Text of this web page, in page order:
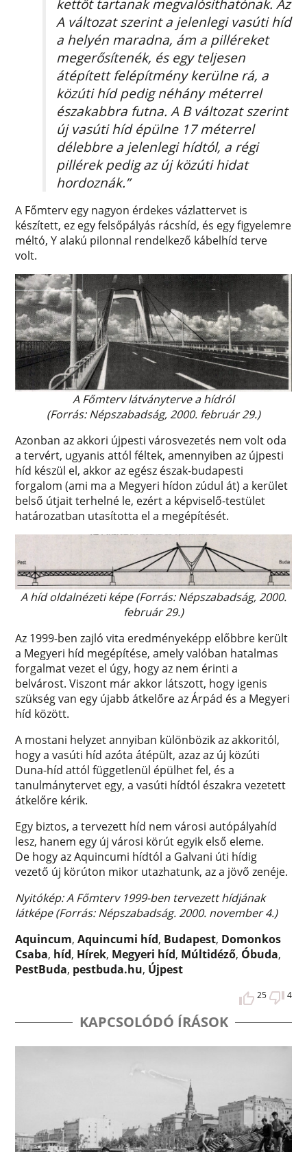
kettőt tartanak megvalósíthatónak. Az
A változat szerint a jelenlegi vasúti híd
a helyén maradna, ám a pilléreket
megerősítenék, és egy teljesen
átépített felépítmény kerülne rá, a
közúti híd pedig néhány méterrel
északabbra futna. A B változat szerint
új vasúti híd épülne 17 méterrel
délebbre a jelenlegi hídtól, a régi
pillérek pedig az új közúti hidat
hordoznák.”
A Főmterv egy nagyon érdekes vázlattervet is
készített, ez egy felsőpályás rácshíd, és egy figyelemre
méltó, Y alakú pilonnal rendelkező kábelhíd terve
volt.
A Főmterv látványterve a hídról
(Forrás: Népszabadság, 2000. február 29.)
Azonban az akkori újpesti városvezetés nem volt oda
a tervért, ugyanis attól féltek, amennyiben az újpesti
híd készül el, akkor az egész észak-budapesti
forgalom (ami ma a Megyeri hídon zúdul át) a kerület
belső útjait terhelné le, ezért a képviselő-testület
határozatban utasította el a megépítését.
A híd oldalnézeti képe (Forrás: Népszabadság, 2000.
február 29.)
Az 1999-ben zajló vita eredményeképp előbbre került
a Megyeri híd megépítése, amely valóban hatalmas
forgalmat vezet el úgy, hogy az nem érinti a
belvárost. Viszont már akkor látszott, hogy igenis
szükség van egy újabb átkelőre az Árpád és a Megyeri
híd között.
A mostani helyzet annyiban különbözik az akkoritól,
hogy a vasúti híd azóta átépült, azaz az új közúti
Duna-híd attól függetlenül épülhet fel, és a
tanulmánytervet egy, a vasúti hídtól északra vezetett
átkelőre kérik.
Egy biztos, a tervezett híd nem városi autópályahíd
lesz, hanem egy új városi körút egyik első eleme.
De hogy az Aquincumi hídtól a Galvani úti hídig
vezető új körúton mikor utazhatunk, az a jövő zenéje.
Nyitókép: A Főmterv 1999-ben tervezett hídjának
látképe (Forrás: Népszabadság. 2000. november 4.)
Aquincum,Aquincumi híd, Budapest, Domonkos
Csaba, híd, Hírek, Megyeri híd, Múltidéző, Óbuda,
PestBuda, pestbuda.hu, Újpest
25 4
KAPCSOLÓDÓ ÍRÁSOK